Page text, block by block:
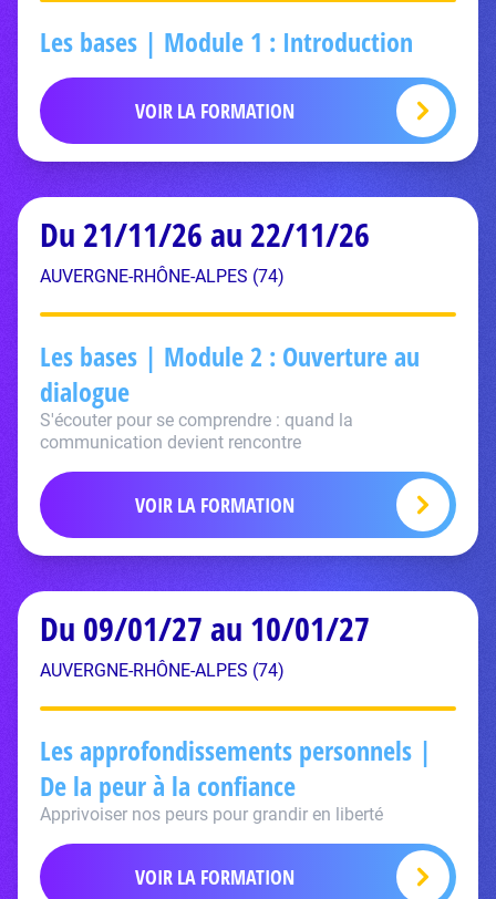
Les bases | Module 1 : Introduction
VOIR LA FORMATION
Du 21/11/26 au 22/11/26
AUVERGNE-RHÔNE-ALPES (74)
Les bases | Module 2 : Ouverture au
dialogue
S'écouter pour se comprendre : quand la
communication devient rencontre
VOIR LA FORMATION
Du 09/01/27 au 10/01/27
AUVERGNE-RHÔNE-ALPES (74)
Les approfondissements personnels |
De la peur à la confiance
Apprivoiser nos peurs pour grandir en liberté
VOIR LA FORMATION